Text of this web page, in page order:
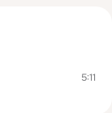
5:11